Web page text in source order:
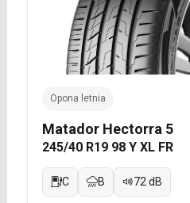
Opona letnia
Matador Hectorra 5
245/40 R19 98 Y XL FR
C B 72 dB